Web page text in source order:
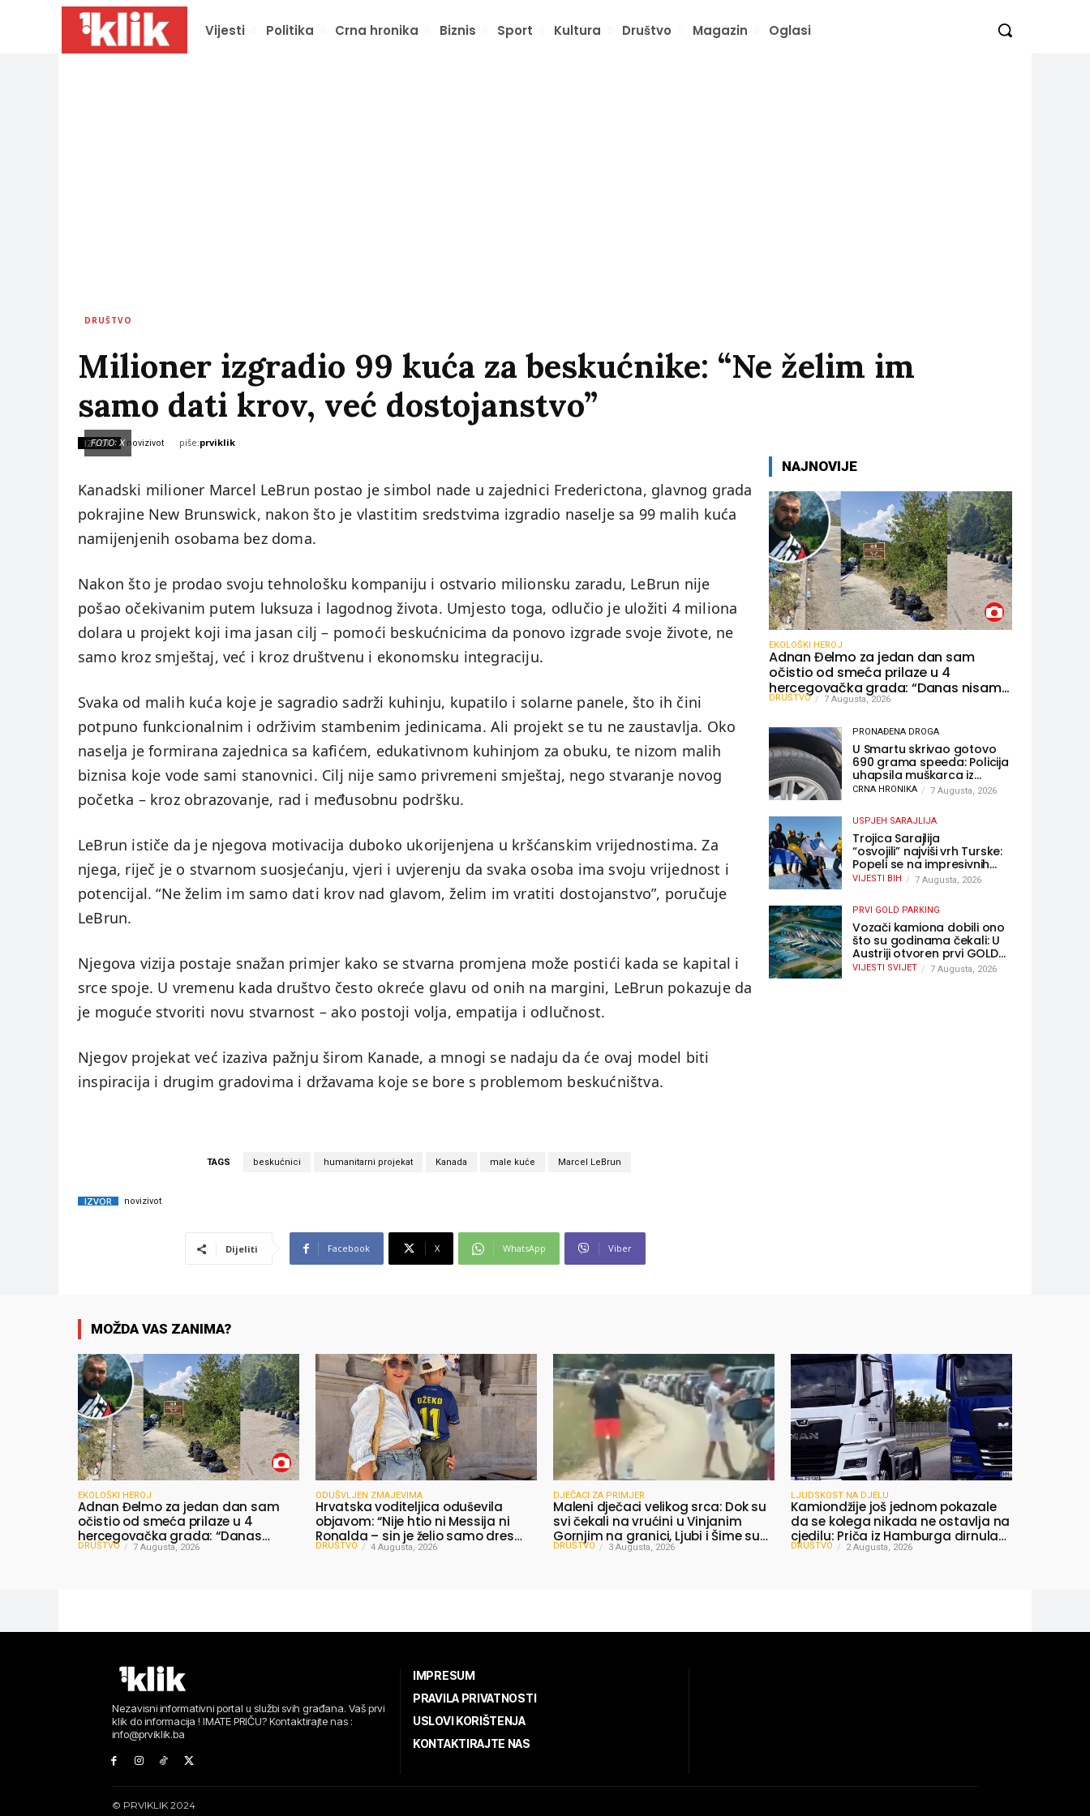
Vijesti Politika Crna hronika Biznis Sport Kultura Društvo Magazin Oglasi
DRUŠTVO
Milioner izgradio 99 kuća za beskućnike: “Ne želim im
samo dati krov, već dostojanstvo”
IZVOR: novizivot piše:prviklik
FOTO: X
Kanadski milioner Marcel LeBrun postao je simbol nade u zajednici Frederictona, glavnog grada
pokrajine New Brunswick, nakon što je vlastitim sredstvima izgradio naselje sa 99 malih kuća
namijenjenih osobama bez doma.
Nakon što je prodao svoju tehnološku kompaniju i ostvario milionsku zaradu, LeBrun nije
pošao očekivanim putem luksuza i lagodnog života. Umjesto toga, odlučio je uložiti 4 miliona
dolara u projekt koji ima jasan cilj – pomoći beskućnicima da ponovo izgrade svoje živote, ne
samo kroz smještaj, već i kroz društvenu i ekonomsku integraciju.
Svaka od malih kuća koje je sagradio sadrži kuhinju, kupatilo i solarne panele, što ih čini
potpuno funkcionalnim i održivim stambenim jedinicama. Ali projekt se tu ne zaustavlja. Oko
naselja je formirana zajednica sa kafićem, edukativnom kuhinjom za obuku, te nizom malih
biznisa koje vode sami stanovnici. Cilj nije samo privremeni smještaj, nego stvaranje novog
početka – kroz obrazovanje, rad i međusobnu podršku.
LeBrun ističe da je njegova motivacija duboko ukorijenjena u kršćanskim vrijednostima. Za
njega, riječ je o stvarnom suosjećanju, vjeri i uvjerenju da svaka osoba ima svoju vrijednost i
potencijal. “Ne želim im samo dati krov nad glavom, želim im vratiti dostojanstvo”, poručuje
LeBrun.
Njegova vizija postaje snažan primjer kako se stvarna promjena može postići kada se kapital i
srce spoje. U vremenu kada društvo često okreće glavu od onih na margini, LeBrun pokazuje da
je moguće stvoriti novu stvarnost – ako postoji volja, empatija i odlučnost.
Njegov projekat već izaziva pažnju širom Kanade, a mnogi se nadaju da će ovaj model biti
inspiracija i drugim gradovima i državama koje se bore s problemom beskućništva.
TAGS beskućnici humanitarni projekat Kanada male kuće Marcel LeBrun
IZVOR novizivot
Dijeliti Facebook X WhatsApp Viber
NAJNOVIJE
EKOLOŠKI HEROJ
Adnan Đelmo za jedan dan sam
očistio od smeća prilaze u 4
hercegovačka grada: “Danas nisam
čistio samo smeće, čistio sam sliku o
DRUŠTVO 7 Augusta, 2026
PRONAĐENA DROGA
U Smartu skrivao gotovo
690 grama speeda: Policija
uhapsila muškarca iz
Hercegovine
CRNA HRONIKA 7 Augusta, 2026
USPJEH SARAJLIJA
Trojica Sarajlija
“osvojili” najviši vrh Turske:
Popeli se na impresivnih
5.137 metara
VIJESTI BIH 7 Augusta, 2026
PRVI GOLD PARKING
Vozači kamiona dobili ono
što su godinama čekali: U
Austriji otvoren prvi GOLD
sigurni parking
VIJESTI SVIJET 7 Augusta, 2026
MOŽDA VAS ZANIMA?
EKOLOŠKI HEROJ
Adnan Đelmo za jedan dan sam
očistio od smeća prilaze u 4
hercegovačka grada: “Danas
nisam čistio samo smeće, čistio
DRUŠTVO 7 Augusta, 2026
ODUŠVLJEN ZMAJEVIMA
Hrvatska voditeljica oduševila
objavom: “Nije htio ni Messija ni
Ronalda – sin je želio samo dres
Bosne”
DRUŠTVO 4 Augusta, 2026
DJEČACI ZA PRIMJER
Maleni dječaci velikog srca: Dok su
svi čekali na vrućini u Vinjanim
Gornjim na granici, Ljubi i Šime su
dijelili vodu putnicima
DRUŠTVO 3 Augusta, 2026
LJUDSKOST NA DJELU
Kamiondžije još jednom pokazale
da se kolega nikada ne ostavlja na
cjedilu: Priča iz Hamburga dirnula
mnoge
DRUŠTVO 2 Augusta, 2026
Nezavisni informativni portal u službi svih građana. Vaš prvi
klik do informacija ! IMATE PRIČU? Kontaktirajte nas :
info@prviklik.ba
IMPRESUM
PRAVILA PRIVATNOSTI
USLOVI KORIŠTENJA
KONTAKTIRAJTE NAS
© PRVIKLIK 2024